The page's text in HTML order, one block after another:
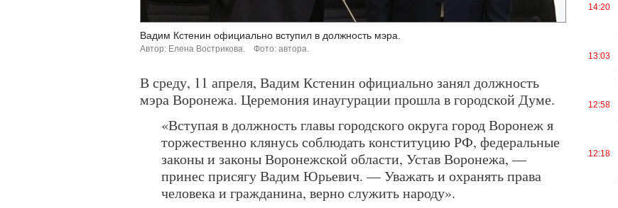
Вадим Кстенин официально вступил в должность мэра.
Автор: Елена Вострикова. Фото: автора.
В среду, 11 апреля, Вадим Кстенин официально занял должность
мэра Воронежа. Церемония инаугурации прошла в городской Думе.
«Вступая в должность главы городского округа город Воронеж я
торжественно клянусь соблюдать конституцию РФ, федеральные
законы и законы Воронежской области, Устав Воронежа, —
принес присягу Вадим Юрьевич. — Уважать и охранять права
человека и гражданина, верно служить народу».
14:20
13:03
12:58
12:18